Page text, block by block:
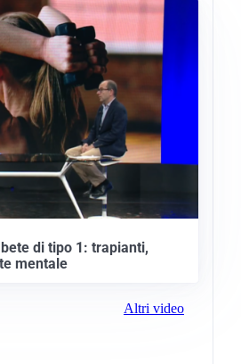
di tipo 1: trapianti,
mentale
Altri video